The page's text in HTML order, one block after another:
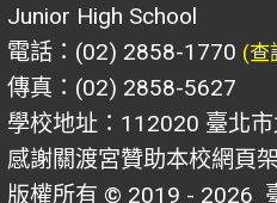
Junior High School
電話：(02) 2858-1770 (查
傳真：(02) 2858-5627
學校地址：112020 臺北
感謝關渡宮贊助本校網頁
版權所有 © 2019 - 2026